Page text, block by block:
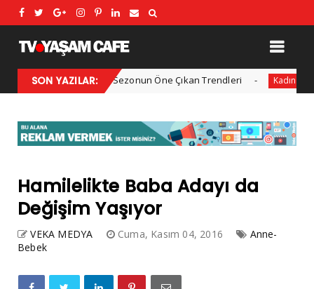
SON YAZILAR:
2025 Kış Modası: Sezonun Öne Çıkan Trendleri Kadın Her yıl
Hamilelikte Baba Adayı da
Değişim Yaşıyor
VEKA MEDYA Cuma, Kasım 04, 2016
Anne-
Bebek